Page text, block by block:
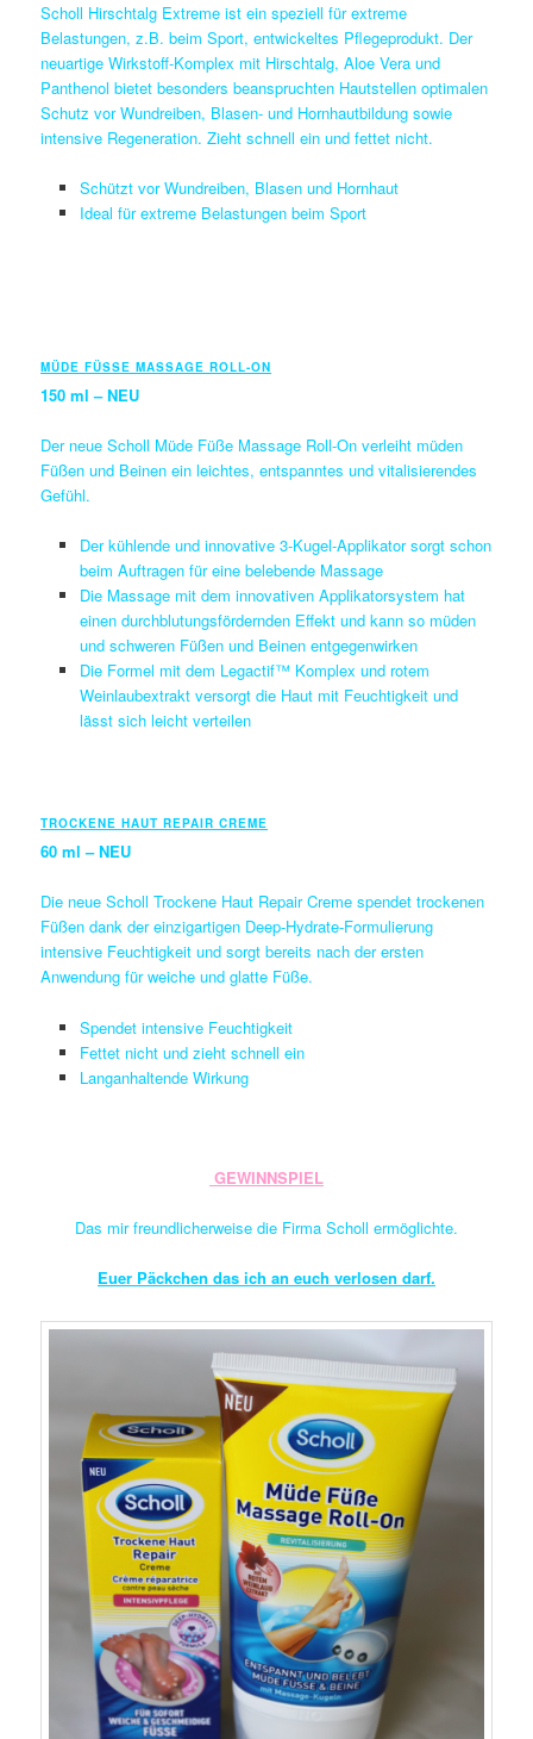
Scholl Hirschtalg Extreme ist ein speziell für extreme
Belastungen, z.B. beim Sport, entwickeltes Pflegeprodukt. Der
neuartige Wirkstoff-Komplex mit Hirschtalg, Aloe Vera und
Panthenol bietet besonders beanspruchten Hautstellen optimalen
Schutz vor Wundreiben, Blasen- und Hornhautbildung sowie
intensive Regeneration. Zieht schnell ein und fettet nicht.
Schützt vor Wundreiben, Blasen und Hornhaut
Ideal für extreme Belastungen beim Sport
MÜDE FÜSSE MASSAGE ROLL-ON
150 ml – NEU
Der neue Scholl Müde Füße Massage Roll-On verleiht müden
Füßen und Beinen ein leichtes, entspanntes und vitalisierendes
Gefühl.
Der kühlende und innovative 3-Kugel-Applikator sorgt schon
beim Auftragen für eine belebende Massage
Die Massage mit dem innovativen Applikatorsystem hat
einen durchblutungsfördernden Effekt und kann so müden
und schweren Füßen und Beinen entgegenwirken
Die Formel mit dem Legactif™ Komplex und rotem
Weinlaubextrakt versorgt die Haut mit Feuchtigkeit und
lässt sich leicht verteilen
TROCKENE HAUT REPAIR CREME
60 ml – NEU
Die neue Scholl Trockene Haut Repair Creme spendet trockenen
Füßen dank der einzigartigen Deep-Hydrate-Formulierung
intensive Feuchtigkeit und sorgt bereits nach der ersten
Anwendung für weiche und glatte Füße.
Spendet intensive Feuchtigkeit
Fettet nicht und zieht schnell ein
Langanhaltende Wirkung
GEWINNSPIEL
Das mir freundlicherweise die Firma Scholl ermöglichte.
Euer Päckchen das ich an euch verlosen darf.